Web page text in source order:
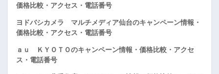
価格比較・アクセス・電話番号
ヨドバシカメラ マルチメディア仙台のキャンペーン情報・
価格比較・アクセス・電話番号
ａｕ ＫＹＯＴＯのキャンペーン情報・価格比較・アクセ
ス・電話番号